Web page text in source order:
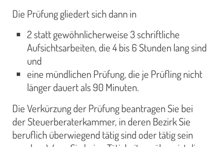
Die Prüfung gliedert sich dann in
2 statt gewöhnlicherweise 3 schriftliche
Aufsichtsarbeiten, die 4 bis 6 Stunden lang sind
und
eine mündlichen Prüfung, die je Prüfling nicht
länger dauert als 90 Minuten.
Die Verkürzung der Prüfung beantragen Sie bei
der Steuerberaterkammer, in deren Bezirk Sie
beruflich überwiegend tätig sind oder tätig sein